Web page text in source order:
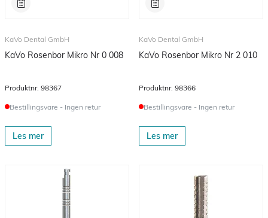
KaVo Dental GmbH
KaVo Rosenbor Mikro Nr 0 008
Produktnr. 98367
Bestillingsvare - Ingen retur
Les mer
KaVo Dental GmbH
KaVo Rosenbor Mikro Nr 2 010
Produktnr. 98366
Bestillingsvare - Ingen retur
Les mer